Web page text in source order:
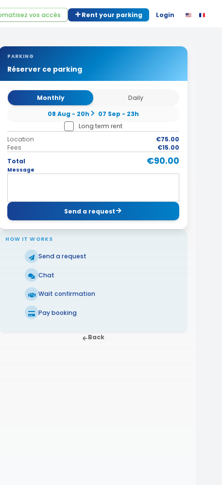
vos accès Rent your parking Login
PARKING
Réserver ce parking
Monthly
Daily
08 Aug - 20h
07 Sep - 23h
Long term rent
Location
€75.00
Fees
€15.00
Total
€90.00
Message
Send a request
HOW IT WORKS
Send a request
Chat
Wait confirmation
Pay booking
Back